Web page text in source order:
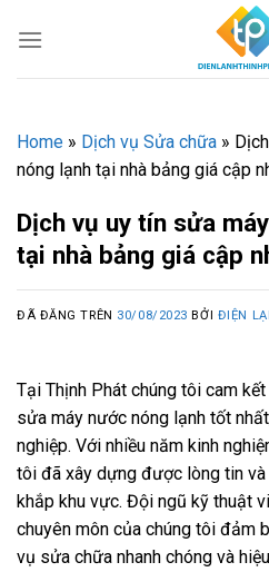
đến
Home » Dịch vụ Sửa chữa »
nóng lạnh tại nhà bảng giá cập
Dịch vụ uy tín sửa
tại nhà bảng giá cập
ĐÃ ĐĂNG TRÊN 30/08/2023 BỞI ĐIỆN
Tại Thịnh Phát chúng tôi cam
sửa máy nước nóng lạnh tốt
nghiệp. Với nhiều năm kinh
tôi đã xây dựng được lòng tin
khắp khu vực. Đội ngũ kỹ thuật
chuyên môn của chúng tôi đảm
vụ sửa chữa nhanh chóng và